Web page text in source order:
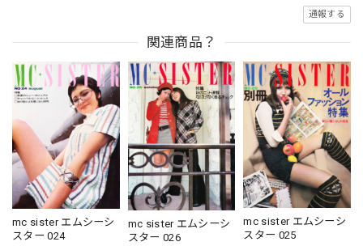
通報する
関連商品？
mc sister エムシーシ
スター 024
mc sister エムシーシ
スター 026
mc sister エムシーシ
スター 025